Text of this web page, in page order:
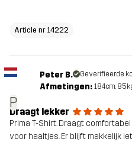
Article nr 14222
P
Peter B. Geverifieerde
Afmetingen: 184cm,
Draagt lekker
Prima T-Shirt. Draagt
voor haaltjes. Er blijft makkelijk